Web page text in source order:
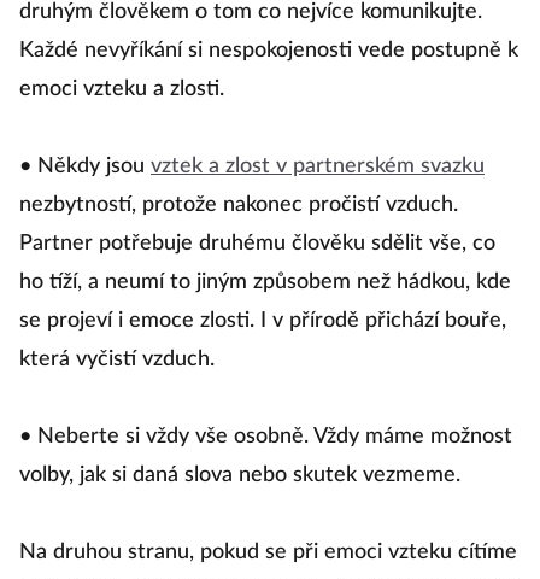
druhým člověkem o tom co nejvíce komunikujte.
Každé nevyříkání si nespokojenosti vede postupně k
emoci vzteku a zlosti.
• Někdy jsou vztek a zlost v partnerském svazku
nezbytností, protože nakonec pročistí vzduch.
Partner potřebuje druhému člověku sdělit vše, co
ho tíží, a neumí to jiným způsobem než hádkou, kde
se projeví i emoce zlosti. I v přírodě přichází bouře,
která vyčistí vzduch.
• Neberte si vždy vše osobně. Vždy máme možnost
volby, jak si daná slova nebo skutek vezmeme.
Na druhou stranu, pokud se při emoci vzteku cítíme